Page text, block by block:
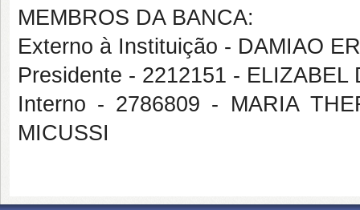
MEMBROS DA BANCA:
Externo à Instituição - DAMIAO
Presidente - 2212151 -
Interno - 2786809 - MARIA
MICUSSI